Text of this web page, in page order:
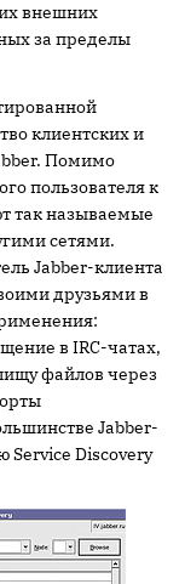
внешних
за пределы
клиентских и
Помимо
пользователя к
так называемые
сетями.
Jabber-клиента
друзьями в
в IRC-чатах,
файлов через
Jabber-
Service Discovery